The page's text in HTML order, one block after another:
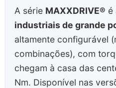
A série MAXXDRIVE® é
industriais de grande
altamente configurável
combinações), com
chegam à casa das
Nm. Disponível nas